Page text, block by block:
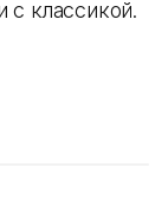
с классикой.